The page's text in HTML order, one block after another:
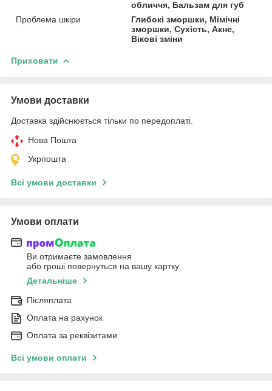
обличчя, Бальзам для губ
Проблема шкіри
Глибокі зморшки, Мімічні
зморшки, Сухість, Акне,
Вікові зміни
Приховати
Умови доставки
Доставка здійснюється тільки по передоплаті.
Нова Пошта
Укрпошта
Всі умови доставки
Умови оплати
Ви отримаєте замовлення
або гроші повернуться на вашу картку
Детальніше
Післяплата
Оплата на рахунок
Оплата за реквізитами
Всі умови оплати